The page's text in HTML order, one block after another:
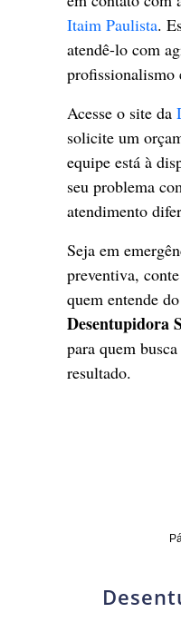
Itaim Paulista.
atendê-lo com
profissionalismo
Acesse o site da
solicite um
equipe está à
seu problema
atendimento
Seja em
preventiva,
quem entende
Desentupidora
para quem
resultado.